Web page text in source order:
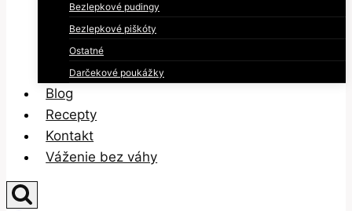
Bezlepkové pudingy
Bezlepkové piškóty
Ostatné
Darčekové poukážky
Blog
Recepty
Kontakt
Váženie bez váhy